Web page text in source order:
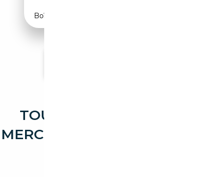
Boîte automatique
TOUTES LES OCCASIONS
MERCEDES-BENZ CLASSE B B